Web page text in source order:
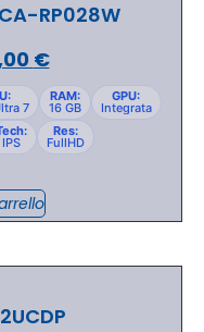
RP028W
€
7
RAM:
16 GB
GPU:
Integrata
IPS
Res:
FullHD